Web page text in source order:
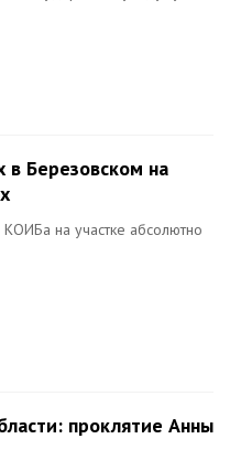
Березовском на
на участке абсолютно
проклятие Анны